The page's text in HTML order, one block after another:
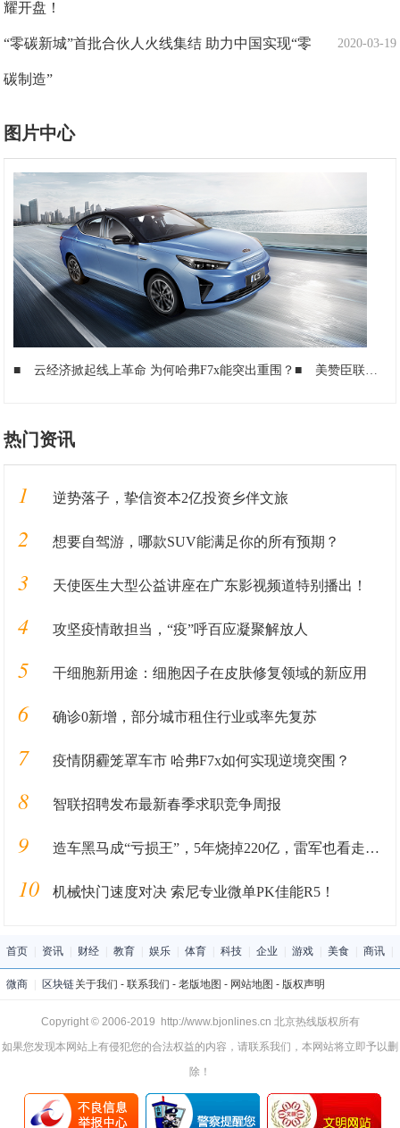
耀开盘！
2020-03-19
“零碳新城”首批合伙人火线集结 助力中国实现“零
碳制造”
图片中心
■ 云经济掀起线上革命 为何哈弗F7x能突出重围？■ 美赞臣联合小米推出首个AI智慧母婴服务平台
热门资讯
1 逆势落子，挚信资本2亿投资乡伴文旅
2 想要自驾游，哪款SUV能满足你的所有预期？
3 天使医生大型公益讲座在广东影视频道特别播出！
4 攻坚疫情敢担当，“疫”呼百应凝聚解放人
5 干细胞新用途：细胞因子在皮肤修复领域的新应用
6 确诊0新增，部分城市租住行业或率先复苏
7 疫情阴霾笼罩车市 哈弗F7x如何实现逆境突围？
8 智联招聘发布最新春季求职竞争周报
9 造车黑马成“亏损王”，5年烧掉220亿，雷军也看走眼了？
10 机械快门速度对决 索尼专业微单PK佳能R5！
首页 资讯 财经 教育 娱乐 体育 科技 企业 游戏 美食 商讯
微商 区块链关于我们 - 联系我们 - 老版地图 - 网站地图 - 版权声明
Copyright © 2006-2019 http://www.bjonlines.cn 北京热线版权所有
如果您发现本网站上有侵犯您的合法权益的内容，请联系我们，本网站将立即予以删
除！